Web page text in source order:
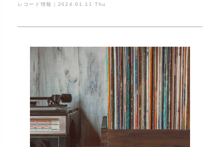
編】〜
レコード情報｜ 2024.01.11 Thu